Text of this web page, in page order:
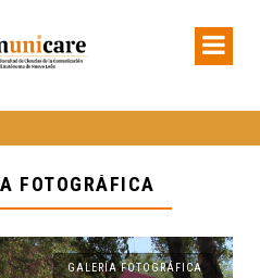
FOTOGRÁFICA
GALERÍA FOTOGRÁFICA